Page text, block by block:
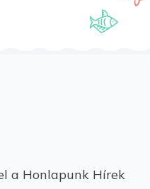
a Honlapunk Hírek